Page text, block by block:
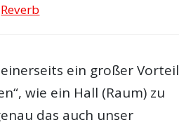
Reverb
ein großer Vorteil
wie ein Hall (Raum) zu
das auch unser